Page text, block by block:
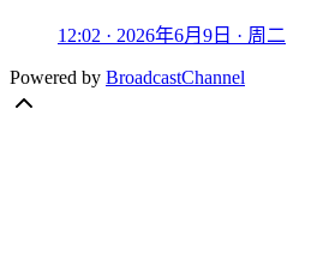
12:02 · 2026年6月9日 · 周二
Powered by BroadcastChannel